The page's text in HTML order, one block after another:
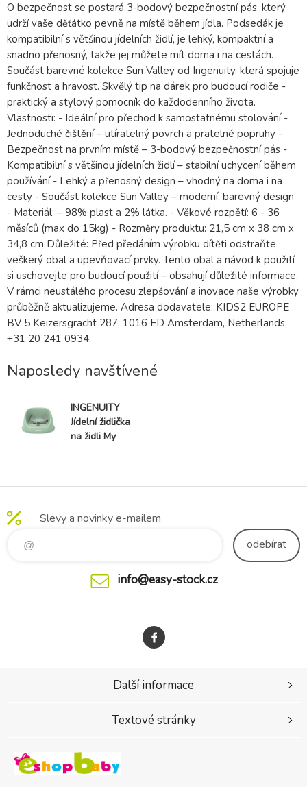
O bezpečnost se postará 3-bodový bezpečnostní pás, který
udrží vaše děťátko pevně na místě během jídla. Podsedák je
kompatibilní s většinou jídelních židlí, je lehký, kompaktní a
snadno přenosný, takže jej můžete mít doma i na cestách.
Součást barevné kolekce Sun Valley od Ingenuity, která spojuje
funkčnost a hravost. Skvělý tip na dárek pro budoucí rodiče -
praktický a stylový pomocník do každodenního života.
Vlastnosti: - Ideální pro přechod k samostatnému stolování -
Jednoduché čištění – utíratelný povrch a pratelné popruhy -
Bezpečnost na prvním místě – 3-bodový bezpečnostní pás -
Kompatibilní s většinou jídelních židlí – stabilní uchycení během
používání - Lehký a přenosný design – vhodný na doma i na
cesty - Součást kolekce Sun Valley – moderní, barevný design
- Materiál: – 98% plast a 2% látka. - Věkové rozpětí: 6 - 36
měsíců (max do 15kg) - Rozměry produktu: 21,5 cm x 38 cm x
34,8 cm Důležité: Před předáním výrobku dítěti odstraňte
veškerý obal a upevňovací prvky. Tento obal a návod k použití
si uschovejte pro budoucí použití – obsahují důležité informace.
V rámci neustálého procesu zlepšování a inovace naše výrobky
průběžně aktualizujeme. Adresa dodavatele: KIDS2 EUROPE
BV 5 Keizersgracht 287, 1016 ED Amsterdam, Netherlands;
+31 20 241 0934.
Naposledy navštívené
INGENUITY
Jídelní židlička
na židli My
Slevy a novinky e-mailem
odebírat
info@easy-stock.cz
Další informace
Textové stránky